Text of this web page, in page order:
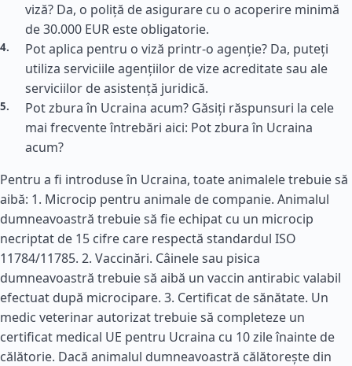
viză? Da, o poliță de asigurare cu o acoperire minimă
de 30.000 EUR este obligatorie.
Pot aplica pentru o viză printr-o agenție? Da, puteți
utiliza serviciile agențiilor de vize acreditate sau ale
serviciilor de asistență juridică.
Pot zbura în Ucraina acum? Găsiți răspunsuri la cele
mai frecvente întrebări aici: Pot zbura în Ucraina
acum?
Pentru a fi introduse în Ucraina, toate animalele trebuie să
aibă: 1. Microcip pentru animale de companie. Animalul
dumneavoastră trebuie să fie echipat cu un microcip
necriptat de 15 cifre care respectă standardul ISO
11784/11785. 2. Vaccinări. Câinele sau pisica
dumneavoastră trebuie să aibă un vaccin antirabic valabil
efectuat după microcipare. 3. Certificat de sănătate. Un
medic veterinar autorizat trebuie să completeze un
certificat medical UE pentru Ucraina cu 10 zile înainte de
călătorie. Dacă animalul dumneavoastră călătorește din